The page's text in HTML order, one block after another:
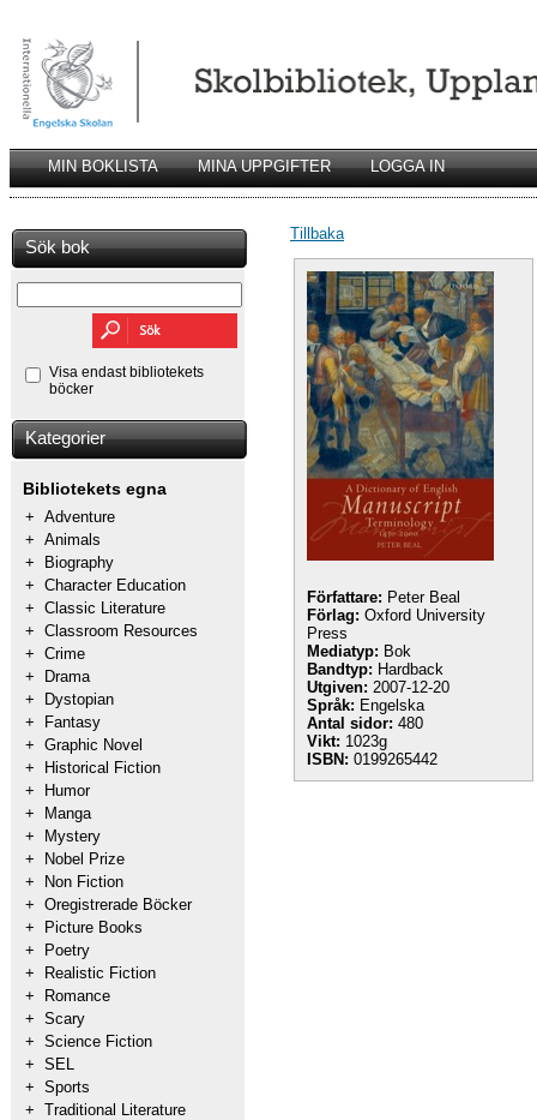
MIN BOKLISTA MINA UPPGIFTER LOGGA IN
Sök bok
Visa endast bibliotekets
böcker
Kategorier
Bibliotekets egna
+ Adventure
+ Animals
+
Biography
+ Character Education
+ Classic Literature
+ Classroom Resources
+ Crime
+
Drama
+
Dystopian
+
Fantasy
+ Graphic Novel
+
Historical Fiction
+
Humor
+
Manga
+
Mystery
+
Nobel Prize
+
Non Fiction
+ Oregistrerade Böcker
+
Picture Books
+
Poetry
+
Realistic Fiction
+
Romance
+ Scary
+ Science Fiction
+ SEL
+ Sports
+ Traditional Literature
Tillbaka
Författare: Peter Beal
Förlag: Oxford University
Press
Mediatyp: Bok
Bandtyp: Hardback
Utgiven: 2007-12-20
Språk: Engelska
Antal sidor: 480
Vikt: 1023g
ISBN: 0199265442